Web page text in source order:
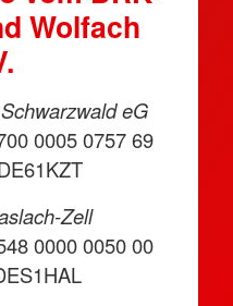
Wolfach
eG
0005 0757 69
Zell
0000 0050 00